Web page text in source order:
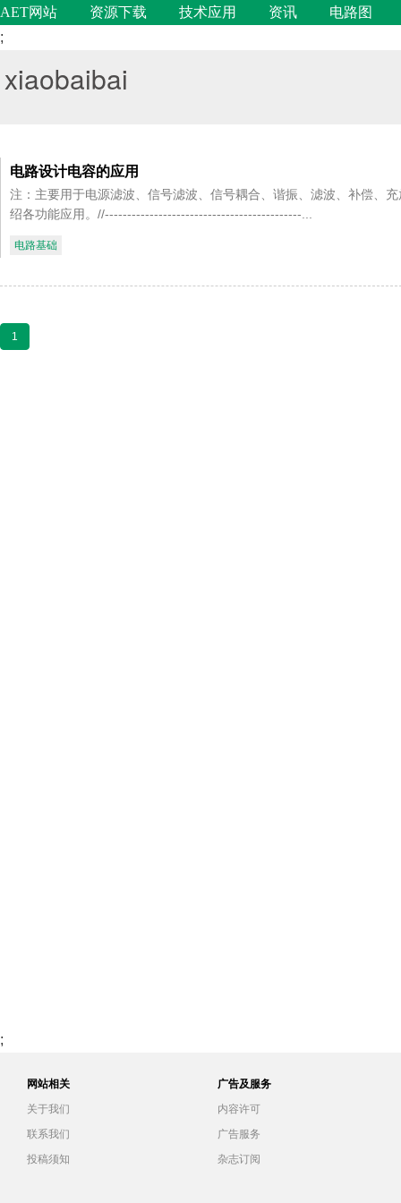
AET网站 资源下载 技术应用 资讯
电路图
;
xiaobaibai
电路设计电容的应用
注：主要用于电源滤波、信号滤波、信号耦合、谐振、滤波、补偿、
绍各功能应用。//--------------------------------------------...
电路基础
1
;
网站相关
关于我们
联系我们
投稿须知
广告及服务
内容许可
广告服务
杂志订阅